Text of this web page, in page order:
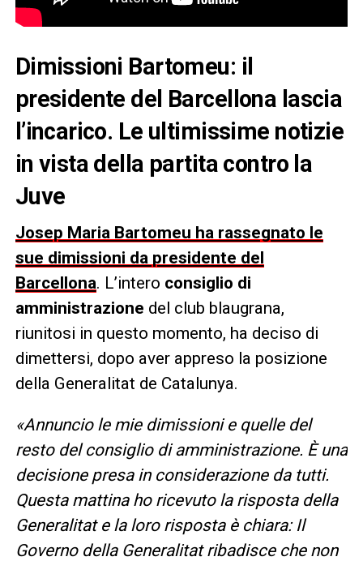
Dimissioni Bartomeu: il
presidente del Barcellona lascia
l’incarico. Le ultimissime notizie
in vista della partita contro la
Juve
Josep Maria Bartomeu ha rassegnato le
sue dimissioni da presidente del
Barcellona. L’intero consiglio di
amministrazione del club blaugrana, ​​
riunitosi in questo momento, ha deciso di
dimettersi, dopo aver appreso la posizione
della Generalitat de Catalunya.
«Annuncio le mie dimissioni e quelle del
resto del consiglio di amministrazione. È una
decisione presa in considerazione da tutti.
Questa mattina ho ricevuto la risposta della
Generalitat e la loro risposta è chiara: Il
Governo della Generalitat ribadisce che non